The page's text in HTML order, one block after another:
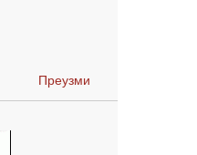
Преузми